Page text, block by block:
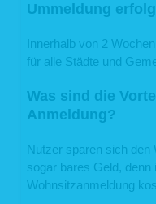
Ummeldung
Innerhalb von 2
für alle Städte und
Was sind die
Anmeldung?
Nutzer sparen sich den
sogar bares Geld, denn
Wohnsitzanmeldung